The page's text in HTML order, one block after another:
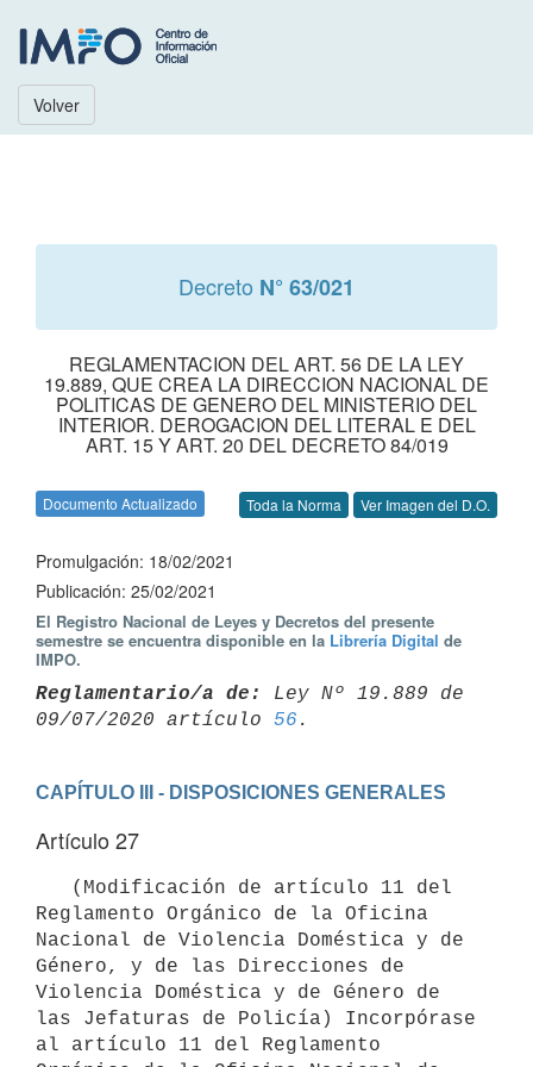
Volver
Decreto N° 63/021
REGLAMENTACION DEL ART. 56 DE LA LEY
19.889, QUE CREA LA DIRECCION NACIONAL DE
POLITICAS DE GENERO DEL MINISTERIO DEL
INTERIOR. DEROGACION DEL LITERAL E DEL
ART. 15 Y ART. 20 DEL DECRETO 84/019
Documento Actualizado Toda la Norma Ver Imagen del D.O.
Promulgación: 18/02/2021
Publicación: 25/02/2021
El Registro Nacional de Leyes y Decretos del presente
semestre se encuentra disponible en la Librería Digital de
IMPO.
Reglamentario/a de:
Ley Nº 19.889 de
09/07/2020 artículo 56
CAPÍTULO III - DISPOSICIONES GENERALES
Artículo 27
Reglamento Orgánico de la Oficina
Nacional de Violencia Doméstica y de
Género, y de las Direcciones de
Violencia Doméstica y de Género de
las Jefaturas de Policía) Incorpórase
al artículo 11 del Reglamento